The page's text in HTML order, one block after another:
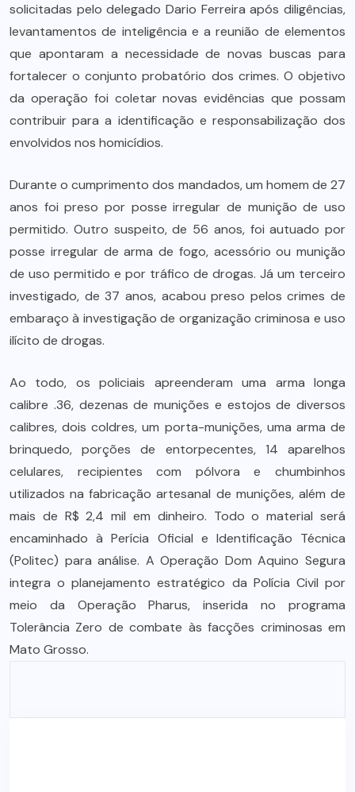
solicitadas pelo delegado Dario Ferreira após diligências,
levantamentos de inteligência e a reunião de elementos
que apontaram a necessidade de novas buscas para
fortalecer o conjunto probatório dos crimes. O objetivo
da operação foi coletar novas evidências que possam
contribuir para a identificação e responsabilização dos
envolvidos nos homicídios.
Durante o cumprimento dos mandados, um homem de 27
anos foi preso por posse irregular de munição de uso
permitido. Outro suspeito, de 56 anos, foi autuado por
posse irregular de arma de fogo, acessório ou munição
de uso permitido e por tráfico de drogas. Já um terceiro
investigado, de 37 anos, acabou preso pelos crimes de
embaraço à investigação de organização criminosa e uso
ilícito de drogas.
Ao todo, os policiais apreenderam uma arma longa
calibre .36, dezenas de munições e estojos de diversos
calibres, dois coldres, um porta-munições, uma arma de
brinquedo, porções de entorpecentes, 14 aparelhos
celulares, recipientes com pólvora e chumbinhos
utilizados na fabricação artesanal de munições, além de
mais de R$ 2,4 mil em dinheiro. Todo o material será
encaminhado à Perícia Oficial e Identificação Técnica
(Politec) para análise. A Operação Dom Aquino Segura
integra o planejamento estratégico da Polícia Civil por
meio da Operação Pharus, inserida no programa
Tolerância Zero de combate às facções criminosas em
Mato Grosso.